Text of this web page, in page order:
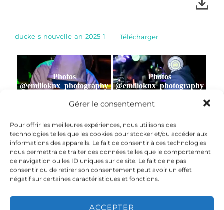
Gérer le consentement
Pour offrir les meilleures expériences, nous utilisons des
technologies telles que les cookies pour stocker et/ou accéder aux
informations des appareils. Le fait de consentir à ces technologies
nous permettra de traiter des données telles que le comportement
de navigation ou les ID uniques sur ce site. Le fait de ne pas
consentir ou de retirer son consentement peut avoir un effet
négatif sur certaines caractéristiques et fonctions.
ACCEPTER
ducke-s-nouvelle-an-2025-1 Télécharger
Photos
@emilioknx_photography
Photos
@emilioknx_photography
Photos
@emilioknx_photography
Photos
@emilioknx_photography
@emilioknx_photography
@emilioknx_photography